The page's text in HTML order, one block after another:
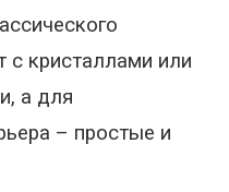
с кристаллами или
а для
– простые и